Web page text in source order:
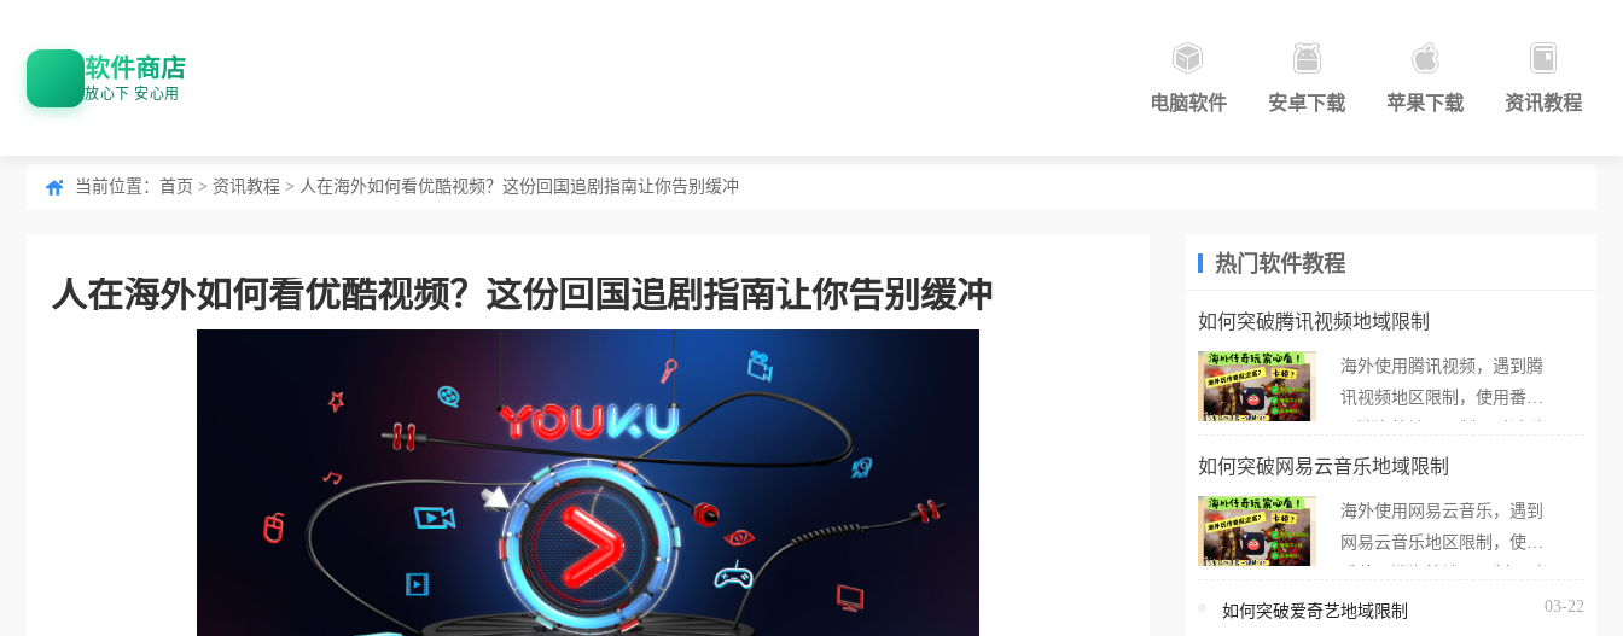
软件商店
放心下 安心用 电脑软件 安卓下载 苹果下载 资讯教程
当前位置： 首页 > 资讯教程 > 人在海外如何看优酷视频？这份回国追剧指南让你告别缓冲
人在海外如何看优酷视频？这份回国追剧指南让你告别缓冲
热门软件教程
如何突破腾讯视频地域限制
海外使用腾讯视频，遇到腾
讯视频地区限制，使用番茄
外打开腾讯视频，却突然弹
地区无法播放”的提示语。
海外用户如香港、澳门、台
亚、欧洲等国家和地区时，
如何突破网易云音乐地域限制
海外使用网易云音乐，遇到
网易云音乐地区限制，使用
在海外打开网易云音乐，却
如何突破爱奇艺地域限制 03-22